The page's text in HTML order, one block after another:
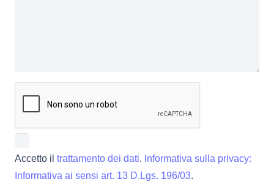
Accetto il trattamento dei dati. Informativa sulla privacy:
Informativa ai sensi art. 13 D.Lgs. 196/03.